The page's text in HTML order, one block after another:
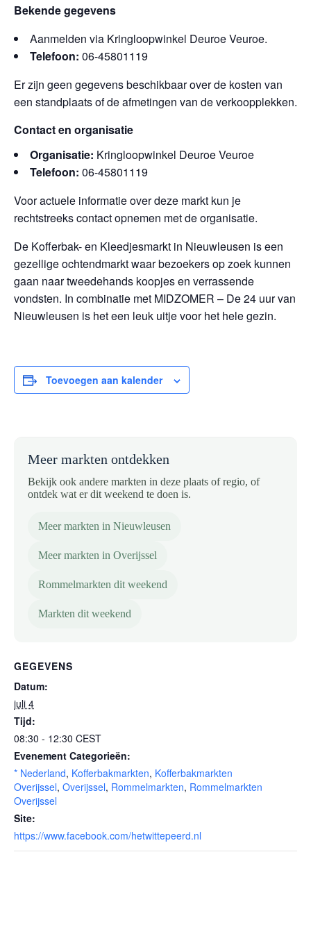
Bekende gegevens
Aanmelden via Kringloopwinkel Deuroe Veuroe.
Telefoon: 06-45801119
Er zijn geen gegevens beschikbaar over de kosten van
een standplaats of de afmetingen van de verkoopplekken.
Contact en organisatie
Organisatie: Kringloopwinkel Deuroe Veuroe
Telefoon: 06-45801119
Voor actuele informatie over deze markt kun je
rechtstreeks contact opnemen met de organisatie.
De Kofferbak- en Kleedjesmarkt in Nieuwleusen is een
gezellige ochtendmarkt waar bezoekers op zoek kunnen
gaan naar tweedehands koopjes en verrassende
vondsten. In combinatie met MIDZOMER – De 24 uur van
Nieuwleusen is het een leuk uitje voor het hele gezin.
Toevoegen aan kalender
Meer markten ontdekken
Bekijk ook andere markten in deze plaats of regio, of
ontdek wat er dit weekend te doen is.
Meer markten in Nieuwleusen
Meer markten in Overijssel
Rommelmarkten dit weekend
Markten dit weekend
GEGEVENS
Datum:
juli 4
Tijd:
08:30 - 12:30 CEST
Evenement Categorieën:
* Nederland, Kofferbakmarkten, Kofferbakmarkten
Overijssel, Overijssel, Rommelmarkten, Rommelmarkten
Overijssel
Site:
https://www.facebook.com/hetwittepeerd.nl